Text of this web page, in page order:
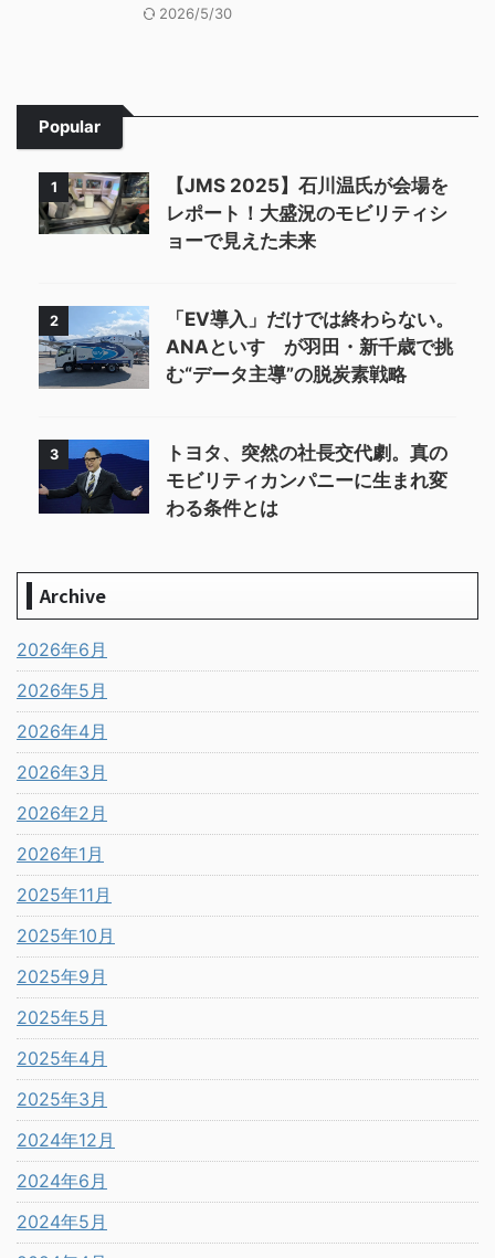
2026/5/30
Popular
1
【JMS 2025】石川温氏が会場を
レポート！大盛況のモビリティシ
ョーで見えた未来
2
「EV導入」だけでは終わらない。
ANAといすゞが羽田・新千歳で挑
む“データ主導”の脱炭素戦略
3
トヨタ、突然の社長交代劇。真の
モビリティカンパニーに生まれ変
わる条件とは
Archive
2026年6月
2026年5月
2026年4月
2026年3月
2026年2月
2026年1月
2025年11月
2025年10月
2025年9月
2025年5月
2025年4月
2025年3月
2024年12月
2024年6月
2024年5月